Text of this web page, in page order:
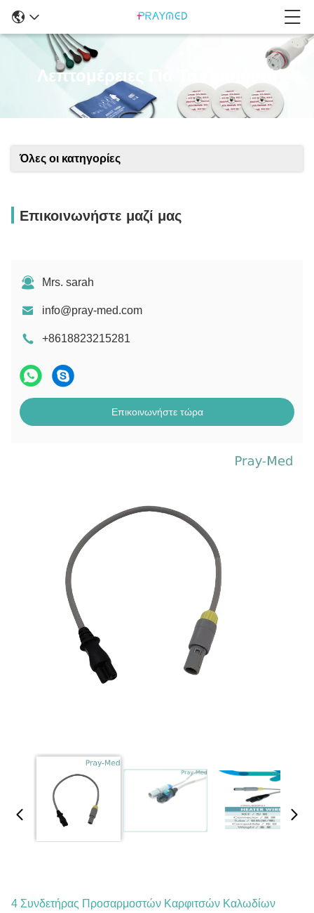
Λεπτομέρειες Για Τα Προϊόντα
Όλες οι κατηγορίες
Επικοινωνήστε μαζί μας
Mrs. sarah
info@pray-med.com
+8618823215281
Επικοινωνήστε τώρα
4 Συνδετήρας Προσαρμοστών Καρφιτσών Καλωδίων